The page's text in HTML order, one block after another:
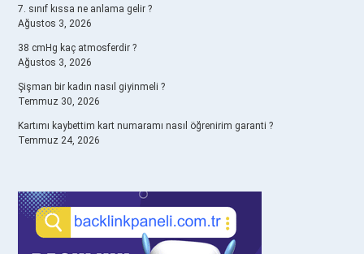
7. sınıf kıssa ne anlama gelir ?
Ağustos 3, 2026
38 cmHg kaç atmosferdir ?
Ağustos 3, 2026
Şişman bir kadın nasıl giyinmeli ?
Temmuz 30, 2026
Kartımı kaybettim kart numaramı nasıl öğrenirim garanti ?
Temmuz 24, 2026